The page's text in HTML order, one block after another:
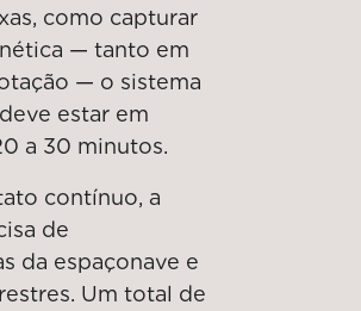
como capturar
— tanto em
— o sistema
estar em
a 30 minutos.
contínuo, a
de
da espaçonave e
Um total de